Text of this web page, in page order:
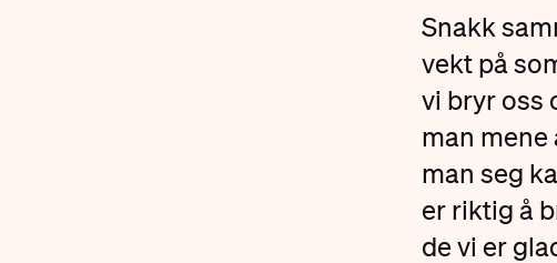
Snakk
vekt på
vi bryr oss
man mene
man seg
er riktig å
de vi er